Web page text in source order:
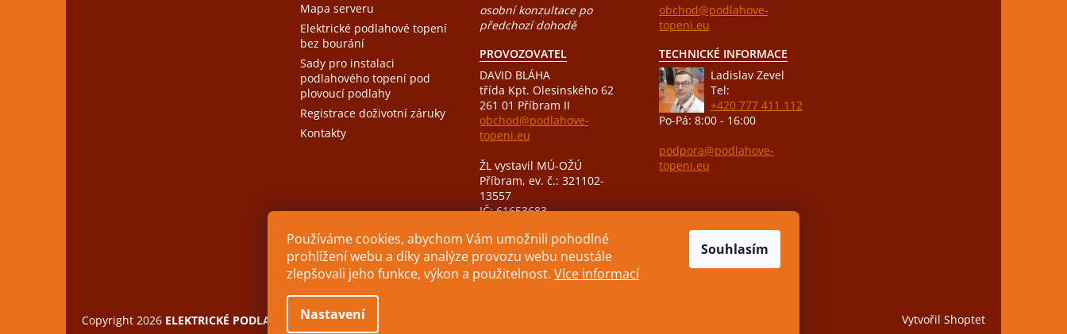
Používáme cookies, abychom Vám umožnili pohodlné
prohlížení webu a díky analýze provozu webu neustále
zlepšovali jeho funkce, výkon a použitelnost. Více informací
Nastavení
Souhlasím
Mapa serveru
Elektrické podlahové topení
bez bourání
Sady pro instalaci
podlahového topení pod
plovoucí podlahy
Registrace doživotní záruky
Kontakty
osobní konzultace po
předchozí dohodě
PROVOZOVATEL
DAVID BLÁHA
třída Kpt. Olesinského 62
261 01 Příbram II
obchod@podlahove-
topeni.eu
ŽL vystavil MÚ-OŽÚ
Příbram, ev. č.: 321102-
13557
IČ: 61653683
obchod@podlahove-
topeni.eu
TECHNICKÉ INFORMACE
Ladislav Zevel
Tel:
+420 777 411 112
Po-Pá: 8:00 - 16:00
podpora@podlahove-
topeni.eu
Vytvořil Shoptet
Copyright 2026 ELEKTRICKÉ PODLAHOVÉ TOPENÍ. Všechna práva vyhrazena.